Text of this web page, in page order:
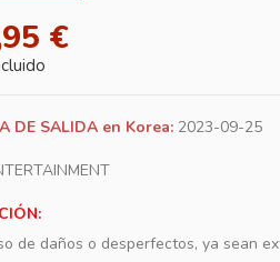
€
DE SALIDA en Korea: 2023-09-25
de daños o desperfectos, ya sean